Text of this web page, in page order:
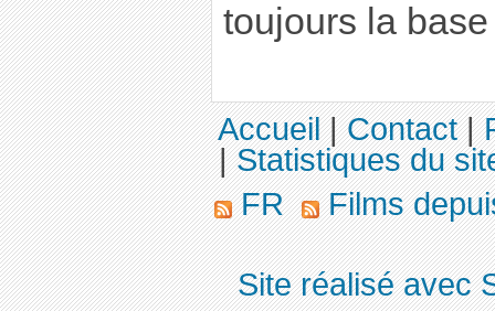
toujours la
Accueil|Contact|
|Statistiques du
FR
Films
Site réalisé avec